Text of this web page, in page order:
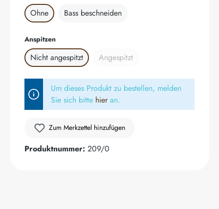
Ohne Bass beschneiden
Anspitzenauswählen
Nicht angespitzt Angespitzt(Diese Option ist zurzeit nicht
Um dieses Produkt zu bestellen, melden
Sie sich bitte hieran.
Zum Merkzettel hinzufügen
Produktnummer: 209/0